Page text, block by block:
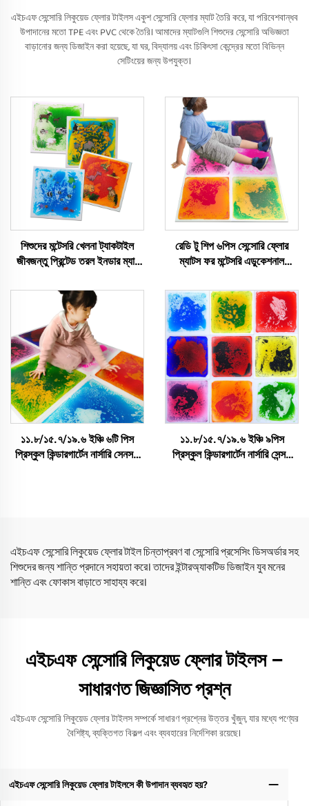
এইচএফ সেন্সোরি লিকুয়েড ফ্লোর টাইলস একুশ সেন্সোরি ফ্লোর ম্যাট তৈরি করে, যা পরিবেশবান্ধব
উপাদানের মতো TPE এবং PVC থেকে তৈরি। আমাদের ম্যাটগুলি শিশুদের সেন্সোরি অভিজ্ঞতা
বাড়ানোর জন্য ডিজাইন করা হয়েছে, যা ঘর, বিদ্যালয় এবং চিকিৎসা কেন্দ্রের মতো বিভিন্ন
সেটিংয়ের জন্য উপযুক্ত।
শিশুদের মন্টেসরি খেলনা ট্যাকটাইল
জীবজন্তু প্রিন্টেড তরল ইনডার ম্যাট
অটিজমের জন্য
রেডি টু শিপ ৬পিস সেন্সোরি ফ্লোর
ম্যাটস ফর মন্টেসরি এডুকেশনাল
সেন্সোরি টাইলস
১১.৮/১৫.৭/১৯.৬ ইঞ্চি ৬টি পিস
প্রিস্কুল কিন্ডারগার্টেন নার্সারি সেনসরি
১১.৮/১৫.৭/১৯.৬ ইঞ্চি ৯পিস
প্রিস্কুল কিন্ডারগার্টেন নার্সারি সেন্সরি
এইচএফ সেন্সোরি লিকুয়েড ফ্লোর টাইল চিন্তাপ্রবণ বা সেন্সোরি প্রসেসিং ডিসঅর্ডার সহ
শিশুদের জন্য শান্তি প্রদানে সহায়তা করে। তাদের ইন্টারঅ্যাকটিভ ডিজাইন যুব মনের
শান্তি এবং ফোকাস বাড়াতে সাহায্য করে।
এইচএফ সেন্সোরি লিকুয়েড ফ্লোর টাইলস –
সাধারণত জিজ্ঞাসিত প্রশ্ন
এইচএফ সেন্সোরি লিকুয়েড ফ্লোর টাইলস সম্পর্কে সাধারণ প্রশ্নের উত্তর খুঁজুন, যার মধ্যে পণ্যের
বৈশিষ্ট্য, ব্যক্তিগত বিকল্প এবং ব্যবহারের নির্দেশিকা রয়েছে।
এইচএফ সেন্সোরি লিকুয়েড ফ্লোর টাইলসে কী উপাদান ব্যবহৃত হয়?